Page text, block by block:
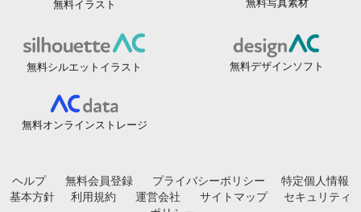
無料イラスト
無料シルエットイラスト 無料デザインソフト
無料オンラインストレージ
ヘルプ 無料会員登録 プライバシーポリシー
特定個人情報
基本方針
利用規約 運営会社 サイトマップ
セキュリティ